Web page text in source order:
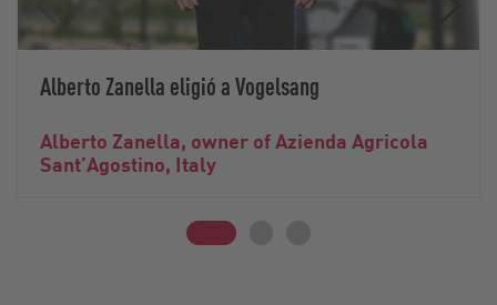
Alberto Zanella eligió a Vogelsang
Alberto Zanella, owner of Azienda Agricola
Sant’Agostino, Italy